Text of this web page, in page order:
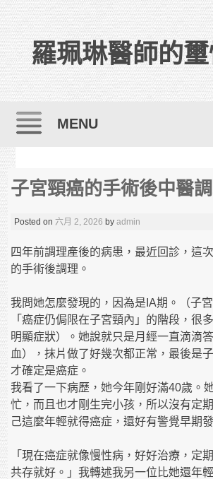
羅珮琳醫師的
MENU
子宮頸癌的手術後中醫
Posted on六月 2, 2026 byadmin
四年前調理產後的病患，最近回診，這
的手術後調理。
我問她怎麼發現的，因為是IA期。（子
「癌症仍侷限在子宮頸內」的階段，很
明顯症狀）。她說就只是月經一直滴滴
血），抹片做了好幾次都正常，最後是
才確定是癌症。
我看了一下病歷，她今年剛好滿40歲。
忙，而且也才剛生完小孩，所以沒有定
己這麼年輕就得癌症，還好有警覺早期發
「現在癌症就像慢性病，好好治療，定
共存就好。」我轉述我另一位比她還年